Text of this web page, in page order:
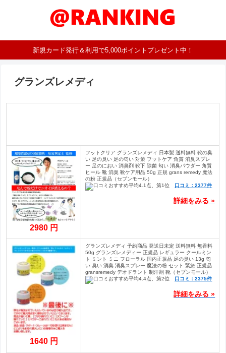
新規カード発行＆利用で5,000ポイントプレゼント中！
グランズレメディ
2980 円
フットクリア グランズレメディ 日本製 送料無料 靴の臭
い 足の臭い 足の匂い 対策 フットケア 角質 消臭スプレ
ー 足のにおい 消臭剤 靴下 除菌 匂い 消臭パウダー 角質
ヒール 靴 消臭 靴ケア用品 50g 正規 grans remedy 魔法
の粉 正規品（セブンモール）
口コミ：2377件
詳細をみる »
1640 円
グランズレメディ 予約商品 発送日未定 送料無料 無香料
50g グランズレメディー 正規品 レギュラー クールミン
ト ミント ミニ フローラル 国内正規品 足の臭い 13g 匂
い 臭い 消臭 消臭スプレー 魔法の粉 セット 緊急 正規品
gransremedy デオドラント 制汗剤 靴（セブンモール）
口コミ：2375件
詳細をみる »